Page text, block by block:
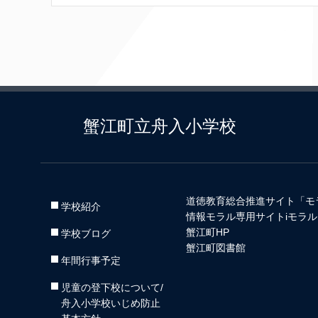
蟹江町立舟入小学校
学校紹介
学校ブログ
年間行事予定
児童の登下校について/
舟入小学校いじめ防止
道徳教育総合推進サイト「モ
情報モラル専用サイトiモラル
蟹江町HP
蟹江町図書館